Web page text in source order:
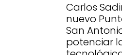
Carlos
nuevo
San
potenciar